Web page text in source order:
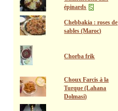
épinards
Chebbakia : roses de
sables (Maroc)
Chorba frik
Choux Farcis à la
Turque (Lahana
Dolmasi)